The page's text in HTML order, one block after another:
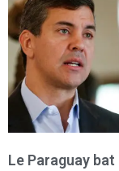
Le Paraguay